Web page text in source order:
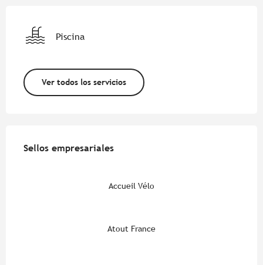
Piscina
Ver todos los servicios
Sellos empresariales
Sellos empresariales
Accueil Vélo
Atout France